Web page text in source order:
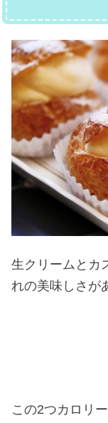
生クリームとカ
れの美味しさが
この2つカロリ